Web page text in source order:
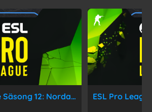
ESL Pro League Säsong 12: Nordamerika ESL Pro